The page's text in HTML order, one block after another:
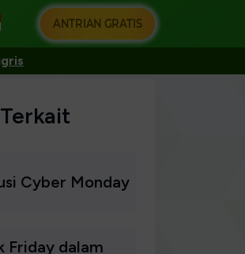
ANTRIAN GRATIS
Cyber Monday
Friday dalam